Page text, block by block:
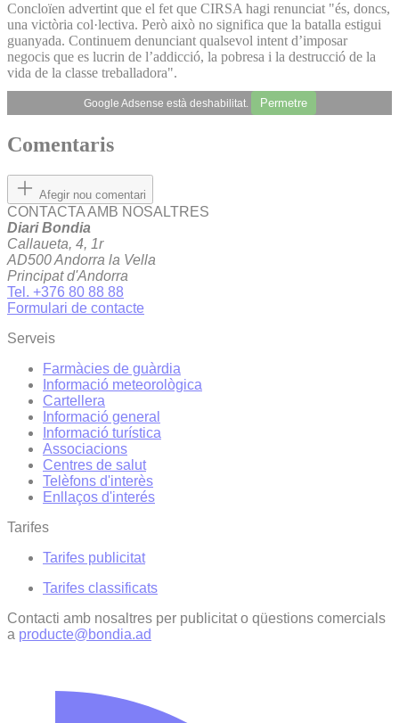
Concloïen advertint que el fet que CIRSA hagi renunciat "és, doncs,
una victòria col·lectiva. Però això no significa que la batalla estigui
guanyada. Continuem denunciant qualsevol intent d’imposar
negocis que es lucrin de l’addicció, la pobresa i la destrucció de la
vida de la classe treballadora".
Google Adsense està deshabilitat. Permetre
Comentaris
Afegir nou comentari
CONTACTA AMB NOSALTRES
Diari Bondia
Callaueta, 4, 1r
AD500 Andorra la Vella
Principat d'Andorra
Tel. +376 80 88 88
Formulari de contacte
Serveis
Farmàcies de guàrdia
Informació meteorològica
Cartellera
Informació general
Informació turística
Associacions
Centres de salut
Telèfons d'interès
Enllaços d'interés
Tarifes
Tarifes publicitat
Tarifes classificats
Contacti amb nosaltres per publicitat o qüestions comercials
a producte@bondia.ad